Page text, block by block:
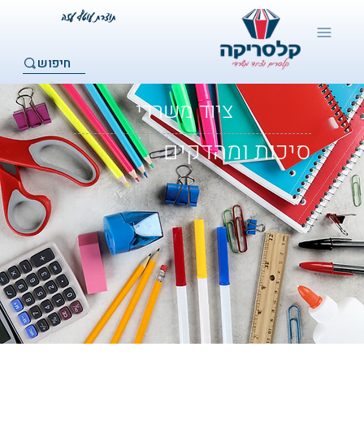
חיפוש
ציוד משרדי
סיכות ומהדקים